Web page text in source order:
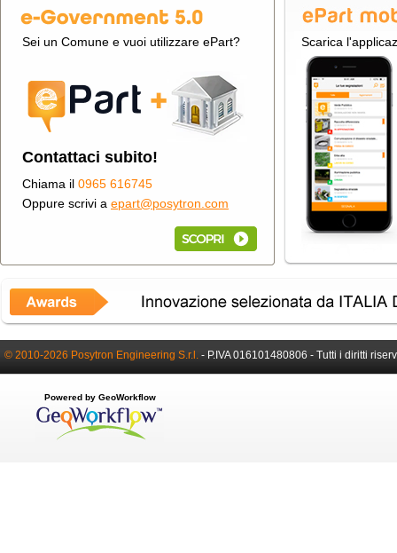
Sei un Comune e vuoi utilizzare ePart?
Contattaci subito!
Chiama il 0965 616745
Oppure scrivi a epart@posytron.com
Scarica
© 2010-2026 Posytron Engineering S.r.l. - P.IVA 016101480806 - Tutti i diritti
Powered by GeoWorkflow